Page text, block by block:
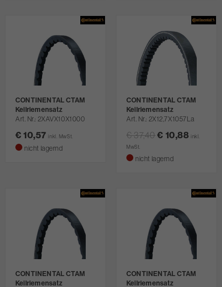
CONTINENTAL CTAM
Keilriemensatz
Art. Nr. 2XAVX10X1000
€ 10,57inkl. MwSt.
nicht lagernd
CONTINENTAL CTAM
Keilriemensatz
Art. Nr. 2X12,7X1057La
€ 37,40€ 10,88 inkl.
MwSt.
nicht lagernd
CONTINENTAL CTAM
Keilriemensatz
CONTINENTAL CTAM
Keilriemensatz